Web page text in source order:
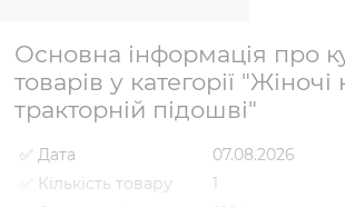
Основна інформація про
товарів у категорії
тракторній підошві"
✅ Дата
07.08.2026
✅ Кількість товару
1